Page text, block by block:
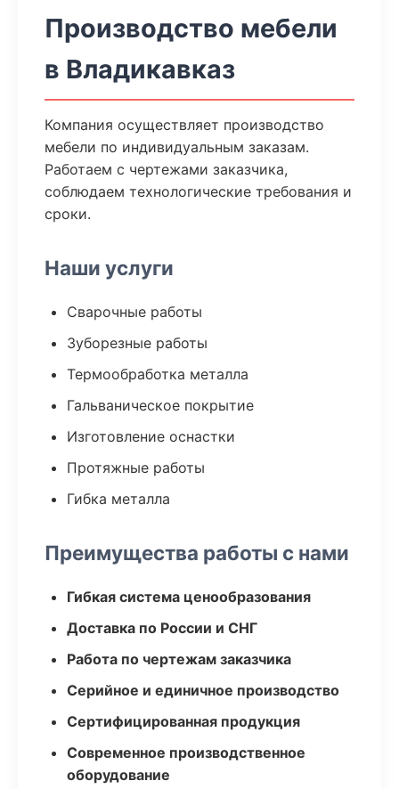
Производство мебели
в Владикавказ
Компания осуществляет производство
мебели по индивидуальным заказам.
Работаем с чертежами заказчика,
соблюдаем технологические требования и
сроки.
Наши услуги
Сварочные работы
Зуборезные работы
Термообработка металла
Гальваническое покрытие
Изготовление оснастки
Протяжные работы
Гибка металла
Преимущества работы с нами
Гибкая система ценообразования
Доставка по России и СНГ
Работа по чертежам заказчика
Серийное и единичное производство
Сертифицированная продукция
Современное производственное
оборудование